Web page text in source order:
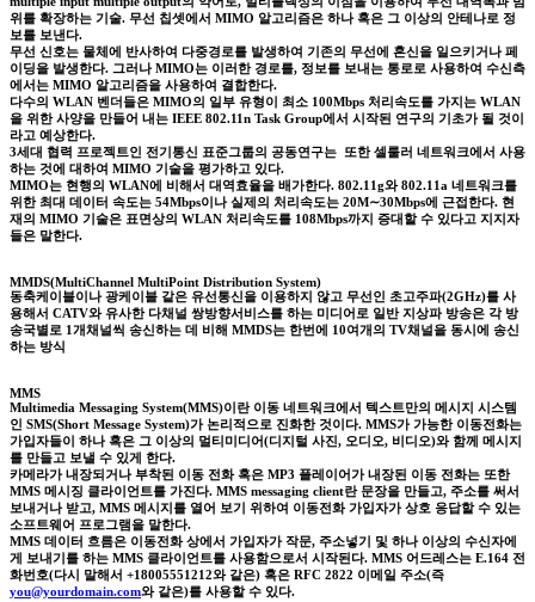
위를 확장하는 기술. 무선 칩셋에서 MIMO 알고리즘은 하나 혹은 그 이상의 안테나로 정
보를 보낸다.
무선 신호는 물체에 반사하여 다중경로를 발생하여 기존의 무선에 혼신을 일으키거나 페
이딩을 발생한다. 그러나 MIMO는 이러한 경로를, 정보를 보내는 통로로 사용하여 수신측
에서는 MIMO 알고리즘을 사용하여 결합한다.
다수의 WLAN 벤더들은 MIMO의 일부 유형이 최소 100Mbps 처리속도를 가지는 WLAN
을 위한 사양을 만들어 내는 IEEE 802.11n Task Group에서 시작된 연구의 기초가 될 것이
라고 예상한다.
3세대 협력 프로젝트인 전기통신 표준그룹의 공동연구는 또한 셀룰러 네트워크에서 사용
하는 것에 대하여 MIMO 기술을 평가하고 있다.
MIMO는 현행의 WLAN에 비해서 대역효율을 배가한다. 802.11g와 802.11a 네트워크를
위한 최대 데이터 속도는 54Mbps이나 실제의 처리속도는 20M∼30Mbps에 근접한다. 현
재의 MIMO 기술은 표면상의 WLAN 처리속도를 108Mbps까지 증대할 수 있다고 지지자
들은 말한다.
MMDS(MultiChannel MultiPoint Distribution System)
동축케이블이나 광케이블 같은 유선통신을 이용하지 않고 무선인 초고주파(2GHz)를 사
용해서 CATV와 유사한 다채널 쌍방향서비스를 하는 미디어로 일반 지상파 방송은 각 방
송국별로 1개채널씩 송신하는 데 비해 MMDS는 한번에 10여개의 TV채널을 동시에 송신
하는 방식
MMS
Multimedia Messaging System(MMS)이란 이동 네트워크에서 텍스트만의 메시지 시스템
인 SMS(Short Message System)가 논리적으로 진화한 것이다. MMS가 가능한 이동전화는
가입자들이 하나 혹은 그 이상의 멀티미디어(디지털 사진, 오디오, 비디오)와 함께 메시지
를 만들고 보낼 수 있게 한다.
카메라가 내장되거나 부착된 이동 전화 혹은 MP3 플레이어가 내장된 이동 전화는 또한
MMS 메시징 클라이언트를 가진다. MMS messaging client란 문장을 만들고, 주소를 써서
보내거나 받고, MMS 메시지를 열어 보기 위하여 이동전화 가입자가 상호 응답할 수 있는
소프트웨어 프로그램을 말한다.
MMS 데이터 흐름은 이동전화 상에서 가입자가 작문, 주소넣기 및 하나 이상의 수신자에
게 보내기를 하는 MMS 클라이언트를 사용함으로서 시작된다. MMS 어드레스는 E.164 전
화번호(다시 말해서 +18005551212와 같은) 혹은 RFC 2822 이메일 주소(즉
you@yourdomain.com와 같은)를 사용할 수 있다.